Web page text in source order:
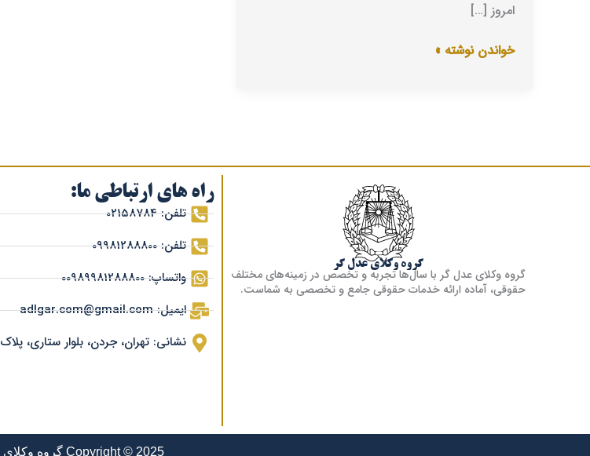
امروز […]
خواندن نوشته »
گروه وکلای عدل گر
گروه وکلای عدل گر با سال‌ها تجربه و تخصص در زمینه‌های مختلف
حقوقی، آماده ارائه خدمات حقوقی جامع و تخصصی به شماست.
راه های ارتباطی ما:
تلفن: 02158784
تلفن: 09981288800
واتساپ: 00989981288800
ایمیل: adlgar.com@gmail.com
نشانی: تهران، جردن، بلوار ستاری، پلاک 3، واحد 18
Copyright © 2025 گروه وکلای عدل گر